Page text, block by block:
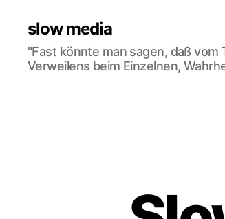
slow media
"Fast könnte man sagen, daß
Verweilens beim Einzelnen,